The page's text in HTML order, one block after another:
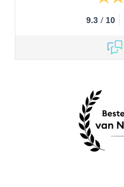
9.3 / 10